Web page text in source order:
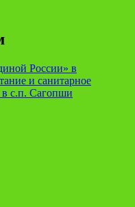
России» в
и санитарное
в с.п. Сагопши